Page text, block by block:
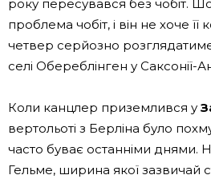
року пересувався без чобіт.
проблема чобіт, і він не хоче
четвер серйозно
селі Обереблінген у Саксонії-
Коли канцлер приземлився у
вертольоті з Берліна було
часто буває останніми днями.
Гельме, ширина якої зазвичай